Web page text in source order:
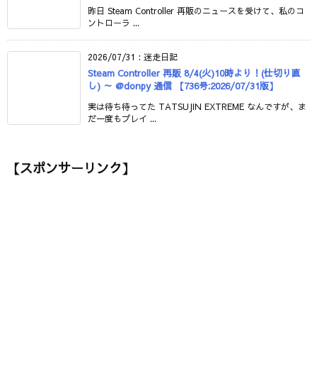
昨日 Steam Controller 再販のニュースを受けて、私のコ
ントローラ ...
2026/07/31 : 迷走日記
Steam Controller 再販 8/4(火)10時より！(仕切り直
し) ～ @donpy 通信 【736号:2026/07/31版】
実は待ち待ってた TATSUJIN EXTREME なんですが、ま
だ一度もプレイ ...
【スポンサーリンク】